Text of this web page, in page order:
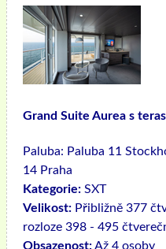
Grand Suite Aurea s
Paluba: Paluba 11
14 Praha
Kategorie: SXT
Velikost: Přibližně 377
rozloze 398 - 495
Obsazenost:Až 4 osoby